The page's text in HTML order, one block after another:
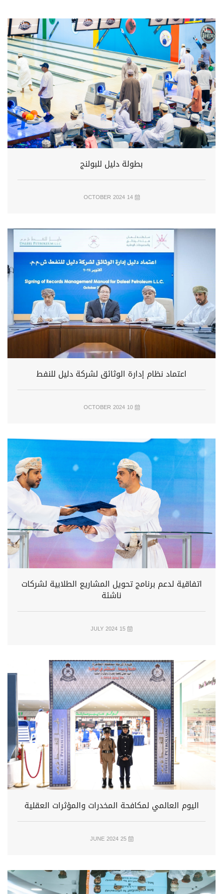
بطولة دليل للبولنج
14 OCTOBER 2024
اعتماد نظام إدارة الوثائق لشركة دليل للنفط
10 OCTOBER 2024
اتفاقية لدعم برنامج تحويل المشاريع الطلابية لشركات
ناشئة
اليوم العالمي لمكافحة المخدرات والمؤثرات العقلية
25 JUNE 2024